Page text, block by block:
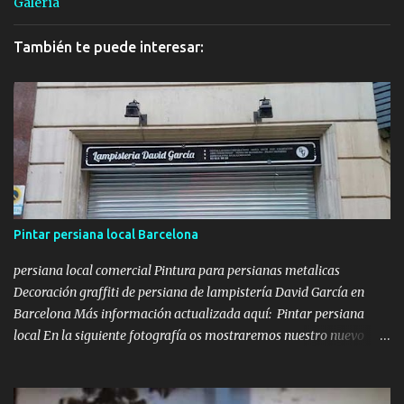
También te puede interesar:
Pintar persiana local Barcelona
persiana local comercial Pintura para persianas metalicas
Decoración graffiti de persiana de lampistería David García en
Barcelona Más información actualizada aquí: Pintar persiana
local En la siguiente fotografía os mostraremos nuestro nuevo
servicios que ofrecen, además de introducir el texto de urgencias